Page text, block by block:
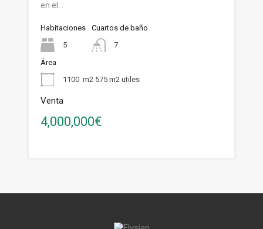
en el…
Habitaciones
5
Cuartos de baño
7
Área
1100 m2 575 m2 utiles
Venta
4,000,000€